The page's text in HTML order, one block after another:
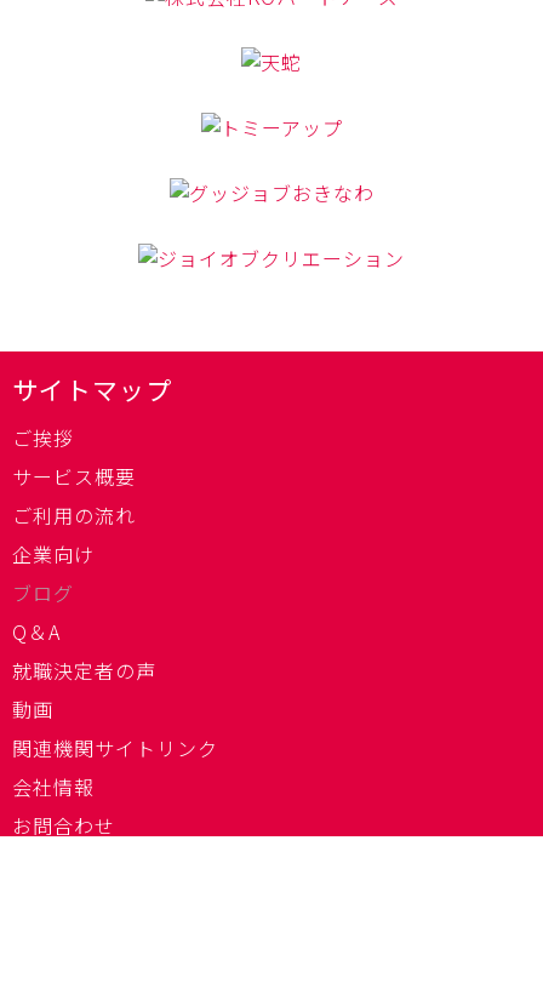
サイトマップ
ご挨拶
サービス概要
ご利用の流れ
企業向け
ブログ
Q＆A
就職決定者の声
動画
関連機関サイトリンク
会社情報
お問合わせ